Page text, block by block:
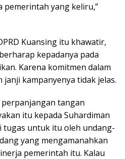
yang keliru,”
Kuansing itu khawatir,
kepadanya pada
Karena komitmen dalam
janji kampanyenya tidak jelas.
perpanjangan tangan
itu kepada Suhardiman
tugas untuk itu oleh undang-
yang mengamanahkan
pemerintah itu. Kalau